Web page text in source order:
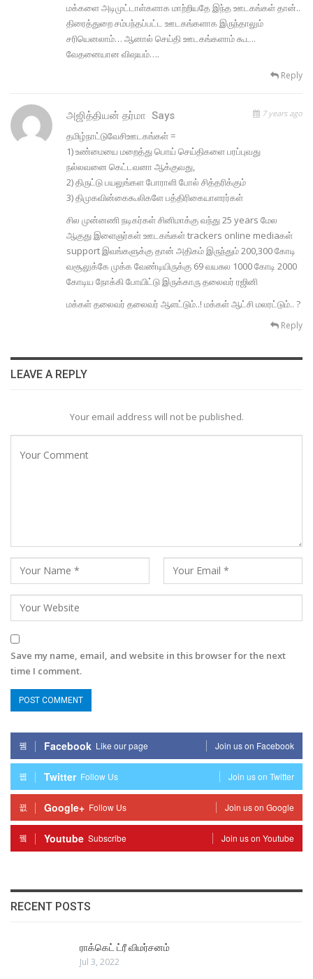
மக்களை அடிமுட்டாள்களாக மாற்றியதே இந்த ஊடகங்கள் தான்..
திரைத்துறை சம்பந்தப்பட்ட ஊடகங்களாக இருந்தாலும்
சரியெனலாம்… ஆனால் செய்தி ஊடகங்களாம் கூட..
வேதனையான விஷயம்….
Reply
Says 7 years ago
தமிழ்நாட்டுவேசிஊடகங்கள் =
1) உண்மையை மறைத்து பொய் செய்திகளை பரப்புவது
நல்லவனை கெட்டவனா ஆக்குவது,
2) திருட்டு பயலுங்கள போராளி போல் சித்தரிக்கும்
3) திமுகவின்கைகூலிகளே பத்திரிகையாளரர்கள்
சில முன்னணி நடிகர்கள் சினிமாக்கு வந்து 25 years மேல
ஆகுது இளைஞர்கள் ஊடகங்கள் trackers online mediaகள்
support இவங்களுக்கு தான் அதிகம் இருந்தும் 200,300 கோடி
வசூலுக்கே முக்க வேண்டியிருக்கு 69 வயசுல 1000 கோடி 2000
கோடிய நோக்கி போயிட்டு இருக்காரு தலைவர் ரஜினி
மக்கள் தலைவர் தலைவர் ஆளட்டும்..! மக்கள் ஆட்சி மலரட்டும்.. ?
Reply
LEAVE A REPLY
Your email address will not be published.
Save my name, email, and website in this browser for the next
time I comment.
Facebook Like our page Join us on Facebook
Twitter Follow Us Join us on Twitter
Google+ Follow Us Join us on Google
Youtube Subscribe Join us on Youtube
RECENT POSTS
ராக்கெட் ட்ரீ விமர்சனம்
Jul 3, 2022